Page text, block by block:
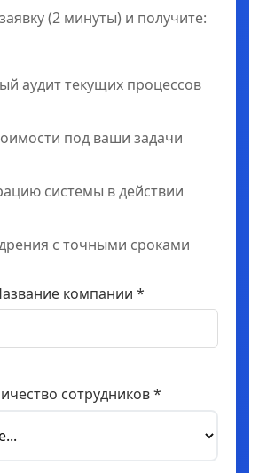
(2 минуты) и получите:
аудит текущих процессов
под ваши задачи
системы в действии
с точными сроками
компании *
сотрудников *